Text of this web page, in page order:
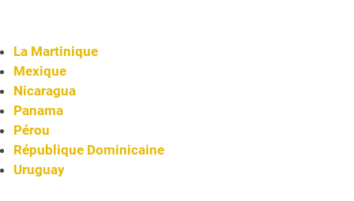
La Martinique
Mexique
Nicaragua
Panama
Pérou
République Dominicaine
Uruguay